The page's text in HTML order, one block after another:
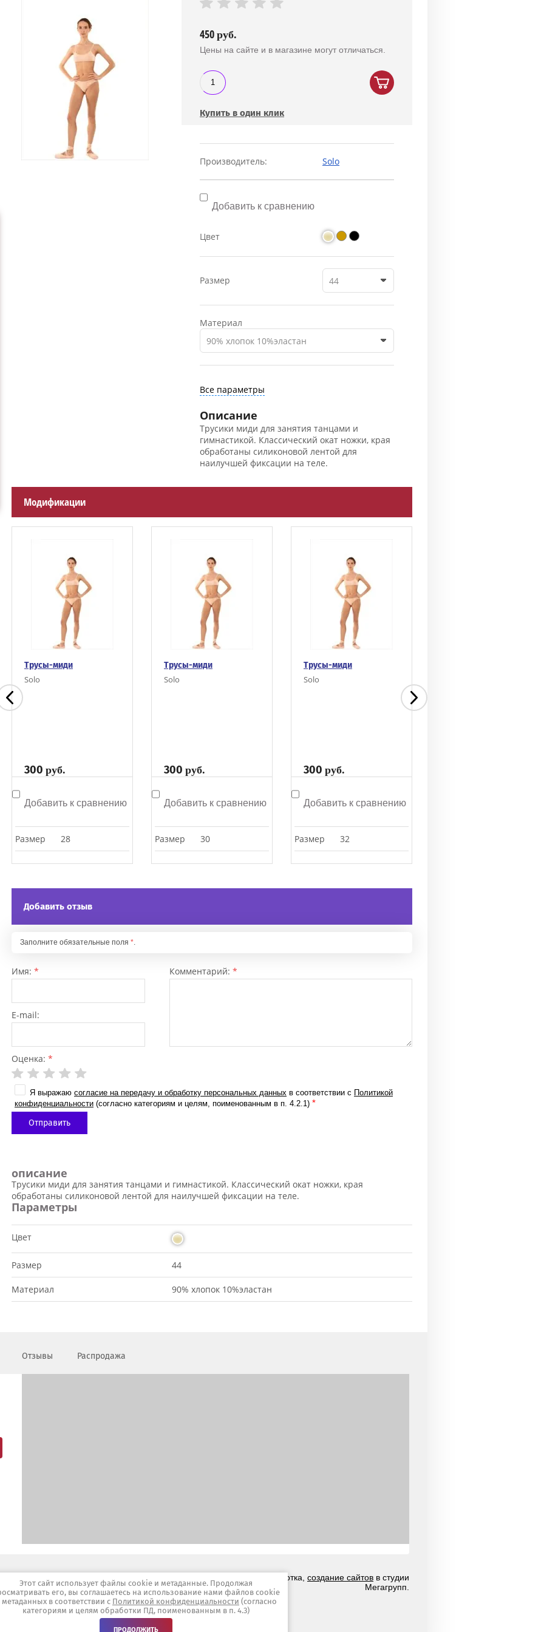
450 руб.
Цены на сайте и в магазине могут отличаться.
Купить в один клик
Производитель: Solo
Добавить к сравнению
Цвет
Размер 44
Материал
90% хлопок 10%эластан
Все параметры
Описание
Трусики миди для занятия танцами и
гимнастикой. Классический окат ножки, края
обработаны силиконовой лентой для
наилучшей фиксации на теле.
Модификации
Трусы-миди
Solo
300 руб.
Добавить к сравнению
Размер 30
Трусы-миди
Solo
300 руб.
Добавить к сравнению
Размер 32
Трусы-миди
Solo
440 руб.
Добавить к сравнению
Размер 34
Добавить отзыв
Заполните обязательные поля *
Имя: *
E-mail:
Комментарий: *
Оценка: *
Я выражаю согласие на передачу и обработку персональных данных в соответствии с Политикой
конфиденциальности (согласно категориям и целям, поименованным в п. 4.2.1) *
описание
Трусики миди для занятия танцами и гимнастикой. Классический окат ножки, края
обработаны силиконовой лентой для наилучшей фиксации на теле.
Параметры
Цвет
Размер 44
Материал 90% хлопок 10%эластан
Отзывы Распродажа
Заказ, разработка, создание сайтов в студии
Мегагрупп.
Этот сайт использует файлы cookie и метаданные. Продолжая
его, вы соглашаетесь на использование нами файлов cookie
метаданных в соответствии с Политикой конфиденциальности (согласно
категориям и целям обработки ПД, поименованным в п. 4.3)
ПРОДОЛЖИТЬ